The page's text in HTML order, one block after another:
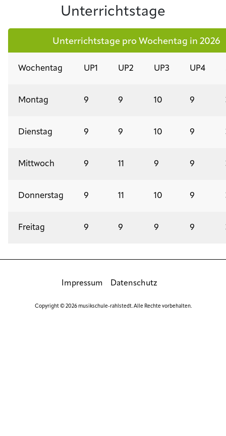
Unterrichtstage
Unterrichtstage pro Wochentag in 2026
Wochentag UP1 UP2 UP3 UP4
Montag 9 9 10 9
Dienstag 9 9 10 9
Mittwoch 9 11 9 9
Donnerstag 9 11 10 9
Freitag 9 9 9 9
Impressum Datenschutz
Copyright © 2026 musikschule-rahlstedt. Alle Rechte vorbehalten.